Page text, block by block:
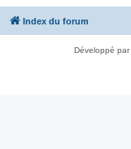
Index du forum
Développé par